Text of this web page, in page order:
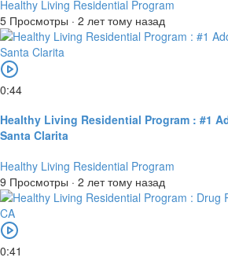
Healthy Living Residential Program
5 Просмотры · 2 лет тому назад
0:44
Healthy Living Residential Program : #1
Santa Clarita
Healthy Living Residential Program
9 Просмотры · 2 лет тому назад
0:41